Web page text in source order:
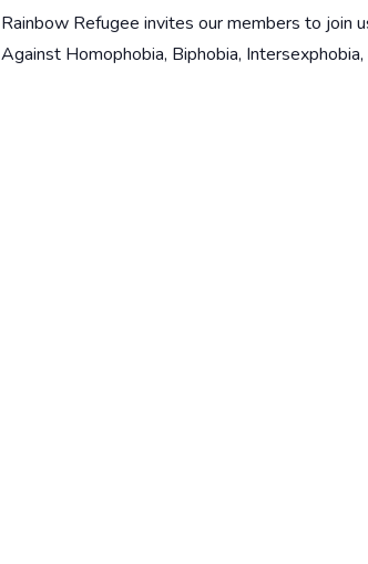
Rainbow Refugee invites our members to join
Against Homophobia, Biphobia,